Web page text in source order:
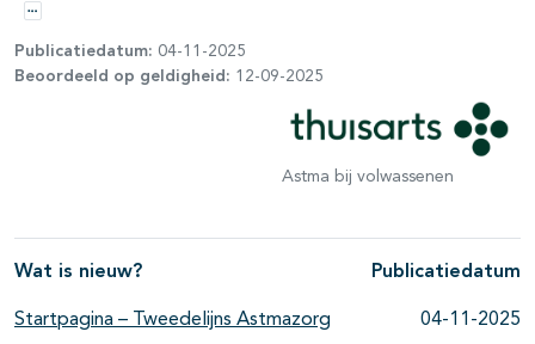
Opties
Publicatiedatum: 04-11-2025
Beoordeeld op geldigheid: 12-09-2025
Astma bij volwassenen
Wat is nieuw? Publicatiedatum
Startpagina – Tweedelijns Astmazorg 04-11-2025